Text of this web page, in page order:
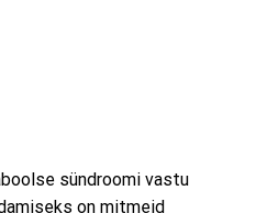
sündroomi vastu
on mitmeid